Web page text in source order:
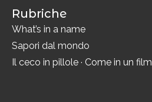
Rubriche
What’s in a name
Sapori dal mondo
Il ceco in pillole · Come in un film